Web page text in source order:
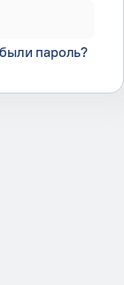
пароль?